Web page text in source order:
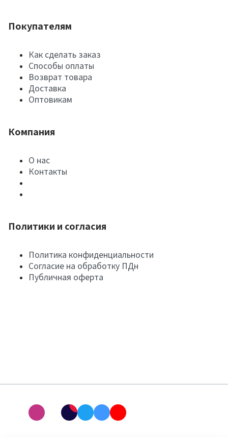
Покупателям
Как сделать заказ
Способы оплаты
Возврат товара
Доставка
Оптовикам
Компания
О нас
Контакты
Политики и согласия
Политика конфиденциальности
Согласие на обработку ПДн
Публичная оферта